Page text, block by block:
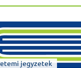
jegyzetek